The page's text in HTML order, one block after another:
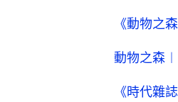
《動物之
動物之森
《時代雜